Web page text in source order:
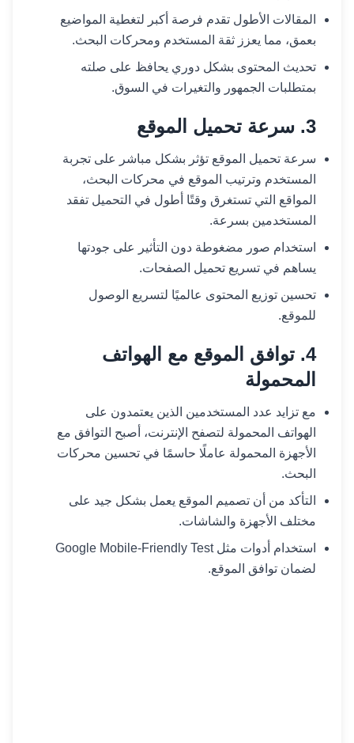
المقالات الأطول تقدم فرصة أكبر لتغطية المواضيع
بعمق، مما يعزز ثقة المستخدم ومحركات البحث.
تحديث المحتوى بشكل دوري يحافظ على صلته
بمتطلبات الجمهور والتغيرات في السوق.
3. سرعة تحميل الموقع
سرعة تحميل الموقع تؤثر بشكل مباشر على تجربة
المستخدم وترتيب الموقع في محركات البحث،
المواقع التي تستغرق وقتًا أطول في التحميل تفقد
المستخدمين بسرعة.
استخدام صور مضغوطة دون التأثير على جودتها
يساهم في تسريع تحميل الصفحات.
تحسين توزيع المحتوى عالميًا لتسريع الوصول
للموقع.
4. توافق الموقع مع الهواتف
المحمولة
مع تزايد عدد المستخدمين الذين يعتمدون على
الهواتف المحمولة لتصفح الإنترنت، أصبح التوافق مع
الأجهزة المحمولة عاملًا حاسمًا في تحسين محركات
البحث.
التأكد من أن تصميم الموقع يعمل بشكل جيد على
مختلف الأجهزة والشاشات.
استخدام أدوات مثل Google Mobile-Friendly Test
لضمان توافق الموقع.